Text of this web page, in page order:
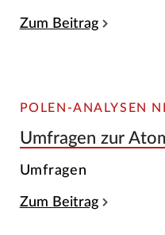
Zum Beitrag
POLEN-ANALYSEN
Umfragen zur
Umfragen
Zum Beitrag